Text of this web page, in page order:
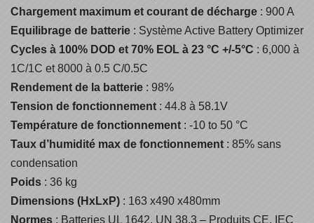
Chargement maximum et courant de décharge : 900 A
Equilibrage de batterie : Système Active Battery Optimizer
Cycles à 100% DOD et 70% EOL à 23 °C +/-5°C : 6,000 à
1C/1C et 8000 à 0.5 C/0.5C
Rendement de la batterie : 98%
Tension de fonctionnement : 44.8 à 58.1V
Température de fonctionnement : -10 to 50 °C
Taux d’humidité max de fonctionnement : 85% sans
condensation
Poids : 36 kg
Dimensions (HxLxP) : 163 x490 x480mm
Normes : Batteries UL 1642, UN 38.3 – Produits CE, IEC